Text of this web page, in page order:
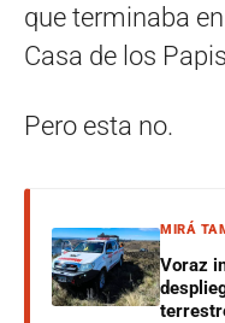
que terminaba
Casa de los
Pero esta no.
MIRÁ
Voraz